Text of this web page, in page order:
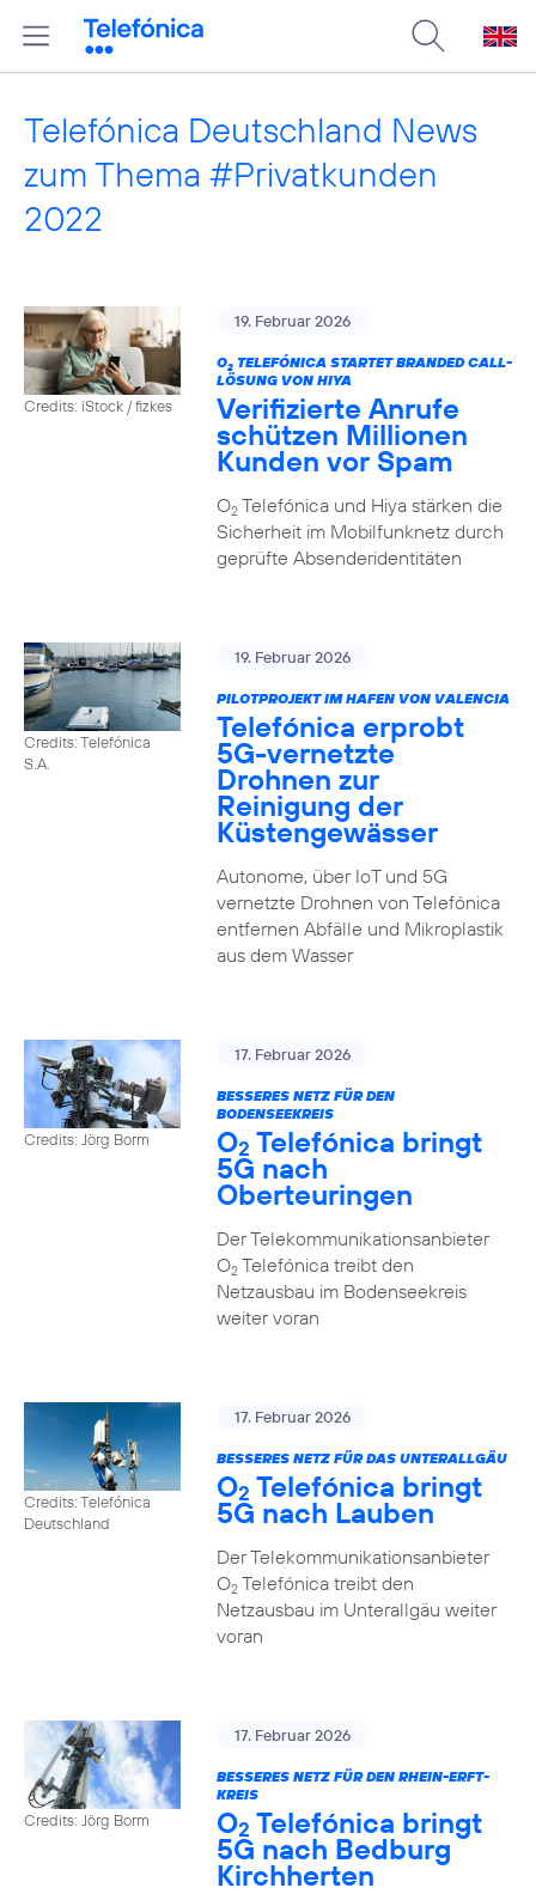
Telefónica Deutschland News
zum Thema #Privatkunden
2022
Credits: iStock / fizkes
19. Februar 2026
O2TELEFÓNICA STARTET BRANDED CALL-
LÖSUNG VON HIYA
Verifizierte Anrufe
schützen Millionen
Kunden vor Spam
O2Telefónica und Hiya stärken die
Sicherheit im Mobilfunknetz durch
geprüfte Absenderidentitäten
Credits: Telefónica
S.A.
19. Februar 2026
PILOTPROJEKT IM HAFEN VON VALENCIA
Telefónica erprobt
5G-vernetzte
Drohnen zur
Reinigung der
Küstengewässer
Autonome, über IoT und 5G
vernetzte Drohnen von Telefónica
entfernen Abfälle und Mikroplastik
aus dem Wasser
Credits: Jörg Borm
17. Februar 2026
BESSERES NETZ FÜR DEN
BODENSEEKREIS
O2 Telefónica bringt
5G nach
Oberteuringen
Der Telekommunikationsanbieter
O2Telefónica treibt den
Netzausbau im Bodenseekreis
weiter voran
Credits: Telefónica
Deutschland
17. Februar 2026
BESSERES NETZ FÜR DAS UNTERALLGÄU
O2 Telefónica bringt
5G nach Lauben
Der Telekommunikationsanbieter
O2Telefónica treibt den
Netzausbau im Unterallgäu weiter
voran
Credits: Jörg Borm
17. Februar 2026
BESSERES NETZ FÜR DEN RHEIN-ERFT-
KREIS
O2 Telefónica bringt
5G nach Bedburg
Kirchherten